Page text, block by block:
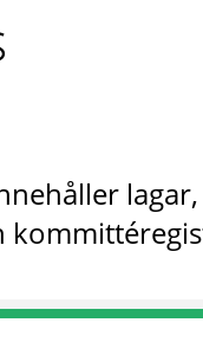
lagar,